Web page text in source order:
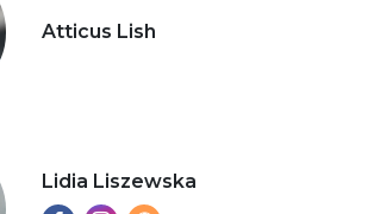
Atticus Lish
Lidia Liszewska